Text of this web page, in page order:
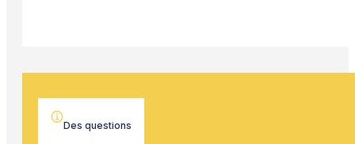
Des questions